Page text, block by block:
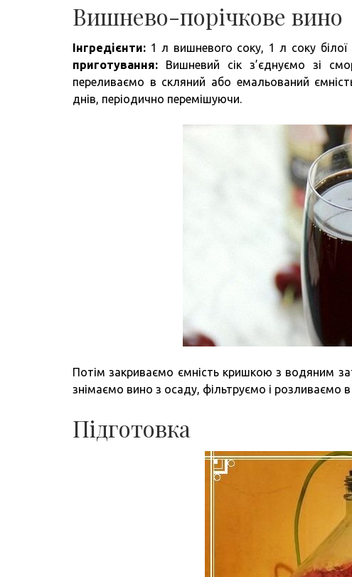
Вишнево-порічкове вино
Інгредієнти: 1 л вишневого соку, 1 л соку
приготування: Вишневий сік з’єднуємо зі
переливаємо в скляний або емальований
днів, періодично перемішуючи.
Потім закриваємо ємність кришкою з водяним
знімаємо вино з осаду, фільтруємо і розливаємо
Підготовка